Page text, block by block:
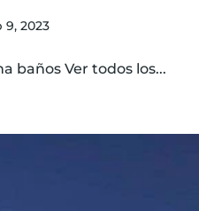
9, 2023
baños Ver todos los...